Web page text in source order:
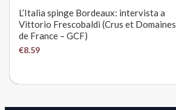
L’Italia spinge Bordeaux: intervista a
Vittorio Frescobaldi (Crus et Domaines
de France – GCF)
€8.59